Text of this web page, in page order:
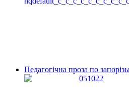
Педагогічна проза по